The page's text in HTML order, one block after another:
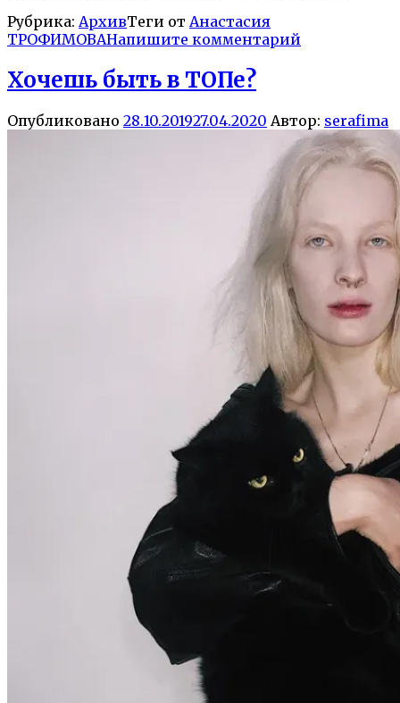
Рубрика: АрхивТеги от Анастасия
ТРОФИМОВАНапишите комментарий
Хочешь быть в ТОПе?
Опубликовано 28.10.201927.04.2020 Автор: serafima